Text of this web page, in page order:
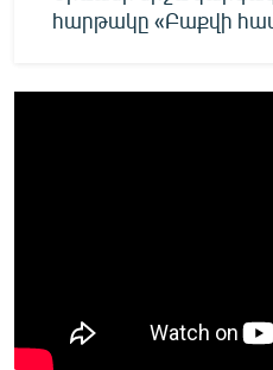
հարթակը «Բաքվի